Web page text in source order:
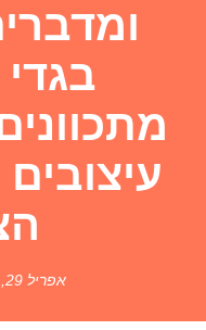
אפריל 29, 2022